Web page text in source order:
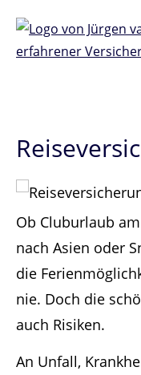
Ob Cluburlaub
nach Asien oder
die
nie. Doch die
auch Risiken.
An Unfall,